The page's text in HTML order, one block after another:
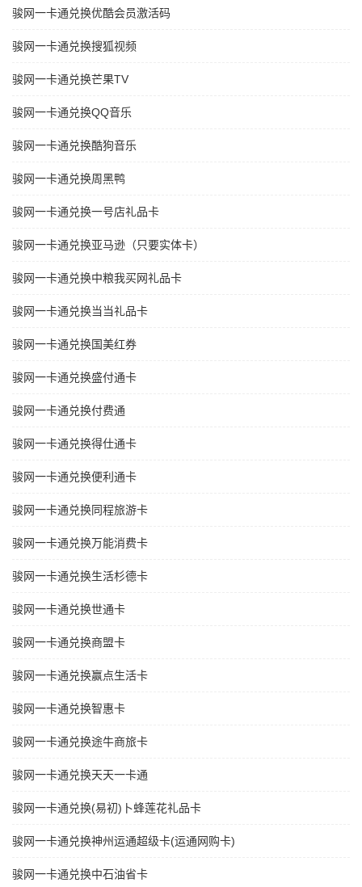
骏网一卡通兑换优酷会员激活码
骏网一卡通兑换搜狐视频
骏网一卡通兑换芒果TV
骏网一卡通兑换QQ音乐
骏网一卡通兑换酷狗音乐
骏网一卡通兑换周黑鸭
骏网一卡通兑换一号店礼品卡
骏网一卡通兑换亚马逊（只要实体卡）
骏网一卡通兑换中粮我买网礼品卡
骏网一卡通兑换当当礼品卡
骏网一卡通兑换国美红券
骏网一卡通兑换盛付通卡
骏网一卡通兑换付费通
骏网一卡通兑换得仕通卡
骏网一卡通兑换便利通卡
骏网一卡通兑换同程旅游卡
骏网一卡通兑换万能消费卡
骏网一卡通兑换生活杉德卡
骏网一卡通兑换世通卡
骏网一卡通兑换商盟卡
骏网一卡通兑换赢点生活卡
骏网一卡通兑换智惠卡
骏网一卡通兑换途牛商旅卡
骏网一卡通兑换天天一卡通
骏网一卡通兑换(易初)卜蜂莲花礼品卡
骏网一卡通兑换神州运通超级卡(运通网购卡)
骏网一卡通兑换中石油省卡